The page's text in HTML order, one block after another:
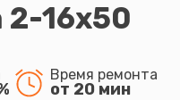
2-16x50
Время ремонта
от 20 мин